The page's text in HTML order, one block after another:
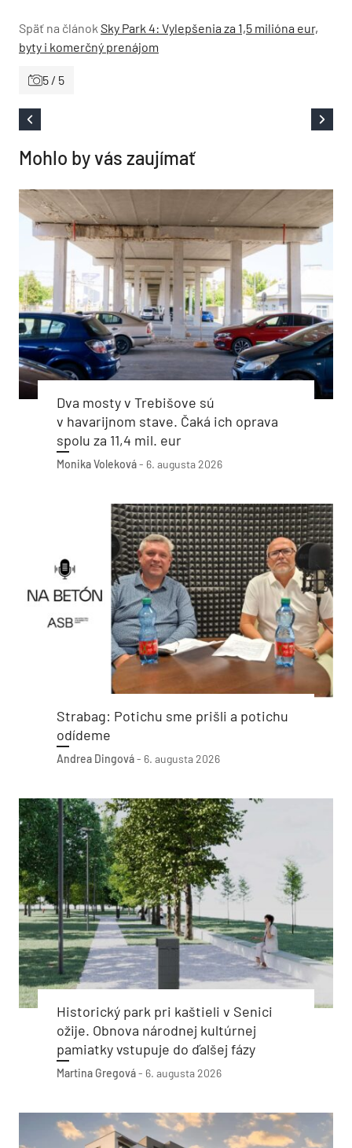
Späť na článok Sky Park 4: Vylepšenia za 1,5 milióna eur,
byty i komerčný prenájom
5 / 5
Mohlo by vás zaujímať
Dva mosty v Trebišove sú
v havarijnom stave. Čaká ich oprava
spolu za 11,4 mil. eur
Monika Voleková- 6. augusta 2026
Strabag: Potichu sme prišli a potichu
odídeme
Andrea Dingová- 6. augusta 2026
Historický park pri kaštieli v Senici
ožije. Obnova národnej kultúrnej
pamiatky vstupuje do ďalšej fázy
Martina Gregová- 6. augusta 2026